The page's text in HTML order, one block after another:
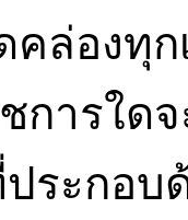
คล่องทุ
การใด
ระกอ